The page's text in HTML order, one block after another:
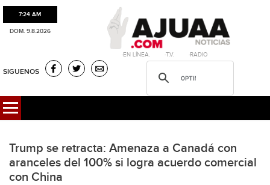
7:24 AM
DOM. 9.8.2026
·EN LÍNEA. ·T.V. ·RADIO
SIGUENOS
Trump se retracta: Amenaza a Canadá con
aranceles del 100% si logra acuerdo comercial
con China